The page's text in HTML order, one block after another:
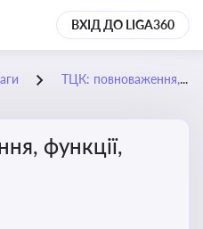
ВХІД ДО LIGA360
ТЦК: повноваження, функції, перевірки
функції,